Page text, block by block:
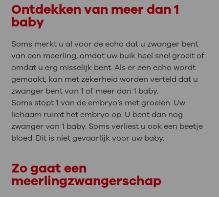
Ontdekken van meer dan 1
baby
Soms merkt u al voor de echo dat u zwanger bent
van een meerling, omdat uw buik heel snel groeit of
omdat u erg misselijk bent. Als er een echo wordt
gemaakt, kan met zekerheid worden verteld dat u
zwanger bent van 1 of meer dan 1 baby.
Soms stopt 1 van de embryo’s met groeien. Uw
lichaam ruimt het embryo op. U bent dan nog
zwanger van 1 baby. Soms verliest u ook een beetje
bloed. Dit is niet gevaarlijk voor uw baby.
Zo gaat een
meerlingzwangerschap